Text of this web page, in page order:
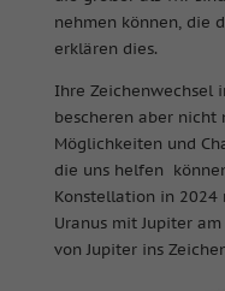
nehmen können, die
erklären dies.
Ihre Zeichenwechsel
bescheren aber nicht
Möglichkeiten und
die uns helfen
Konstellation in 2024
Uranus mit Jupiter
von Jupiter ins